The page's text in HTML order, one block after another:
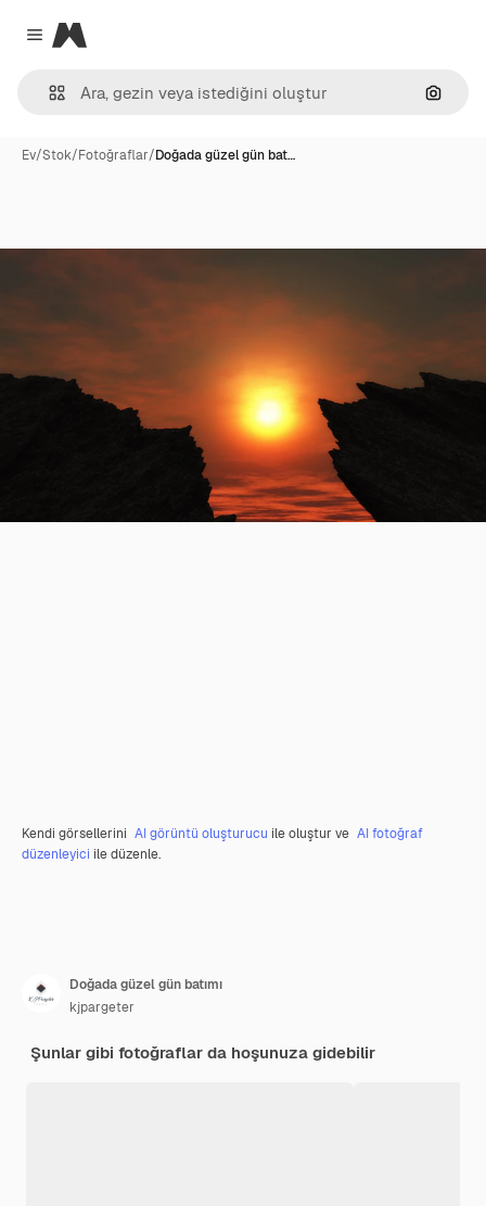
Close menu
Magnific
Ev/Stok/Fotoğraflar/Doğada güzel gün bat…
Kendi görsellerini AI görüntü oluşturucu ile oluştur ve AI fotoğraf
düzenleyici ile düzenle.
Doğada güzel gün batımı
kjpargeter
Şunlar gibi fotoğraflar da hoşunuza gidebilir